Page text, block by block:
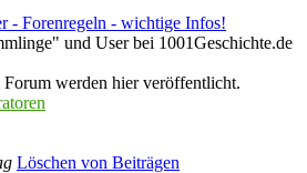
- Forenregeln - wichtige Infos!
und User bei 1001Geschichte.de
werden hier veröffentlicht.
Löschen von Beiträgen